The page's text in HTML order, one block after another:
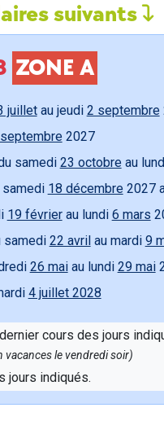
suivants
ZONE A
juilletau jeudi 2 septembre
2027
samedi 23 octobre au
18 décembre 2027
19 févrierau lundi 6 mars
samedi 22 avril au mardi 9
26 maiau lundi 29 mai
4 juillet 2028
cours des jours
vacances le vendredi soir)
jours indiqués.